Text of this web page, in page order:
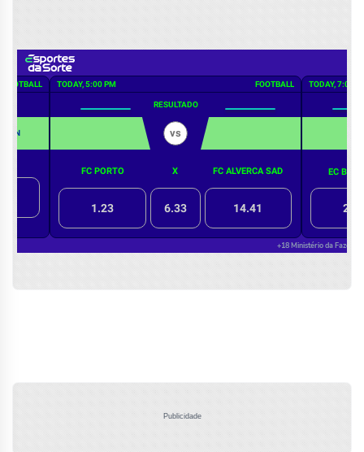
Publicidade